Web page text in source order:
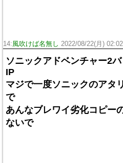
14:風吹けば名無し 2022/08/22(月)
ソニックアドベンチャー2
IP
マジで一度ソニックのアタ
で
あんなブレワイ劣化コピー
ないで